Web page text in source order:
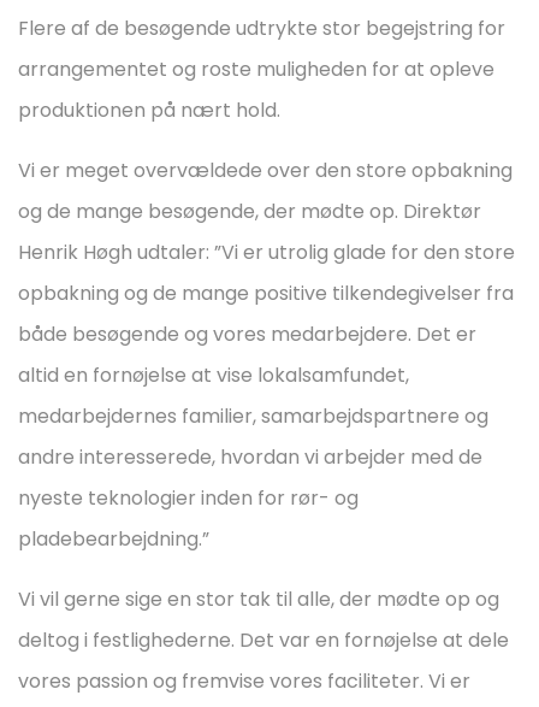
Flere af de besøgende udtrykte stor begejstring for
arrangementet og roste muligheden for at opleve
produktionen på nært hold.
Vi er meget overvældede over den store opbakning
og de mange besøgende, der mødte op. Direktør
Henrik Høgh udtaler: ”Vi er utrolig glade for den store
opbakning og de mange positive tilkendegivelser fra
både besøgende og vores medarbejdere. Det er
altid en fornøjelse at vise lokalsamfundet,
medarbejdernes familier, samarbejdspartnere og
andre interesserede, hvordan vi arbejder med de
nyeste teknologier inden for rør- og
pladebearbejdning.”
Vi vil gerne sige en stor tak til alle, der mødte op og
deltog i festlighederne. Det var en fornøjelse at dele
vores passion og fremvise vores faciliteter. Vi er